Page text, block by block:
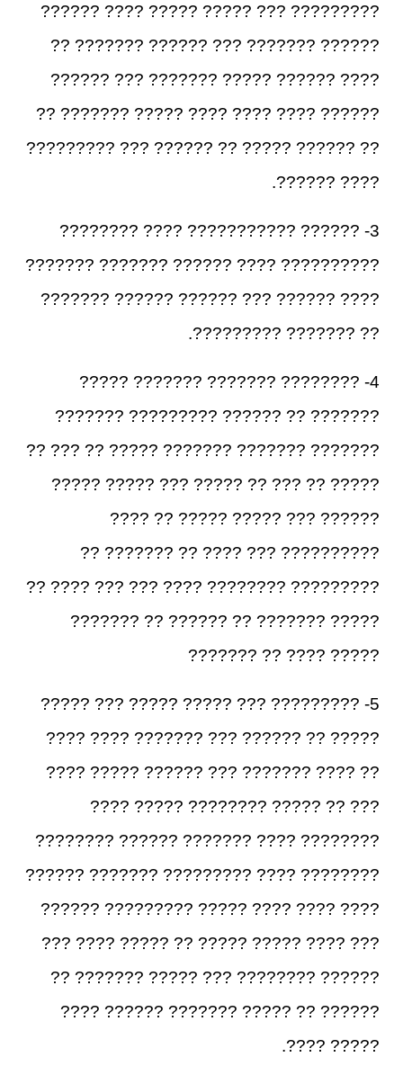
????????? ??? ????? ????? ???? ??????
?????? ??????? ??? ?????? ??????? ??
???? ?????? ????? ??????? ??? ??????
?????? ???? ???? ???? ????? ??????? ??
?? ?????? ????? ?? ?????? ??? ?????????
???? ??????.
3- ?????? ??????????? ???? ????????
?????????? ???? ?????? ??????? ???????
???? ?????? ??? ?????? ?????? ???????
?? ??????? ?????????.
4- ???????? ??????? ??????? ?????
??????? ?? ?????? ????????? ???????
??????? ??????? ??????? ????? ?? ??? ??
????? ?? ??? ?? ????? ??? ????? ?????
?????? ??? ????? ????? ?? ????
?????????? ??? ???? ?? ??????? ??
????????? ???????? ???? ??? ??? ???? ??
????? ??????? ?? ?????? ?? ???????
????? ???? ?? ???????
5- ????????? ??? ????? ????? ??? ?????
????? ?? ?????? ??? ??????? ???? ????
?? ???? ??????? ??? ?????? ????? ????
??? ?? ????? ???????? ????? ????
???????? ???? ??????? ?????? ????????
???????? ???? ????????? ??????? ??????
???? ???? ???? ????? ????????? ??????
??? ???? ????? ????? ?? ????? ???? ???
?????? ???????? ??? ????? ??????? ??
?????? ?? ????? ??????? ?????? ????
????? ????.